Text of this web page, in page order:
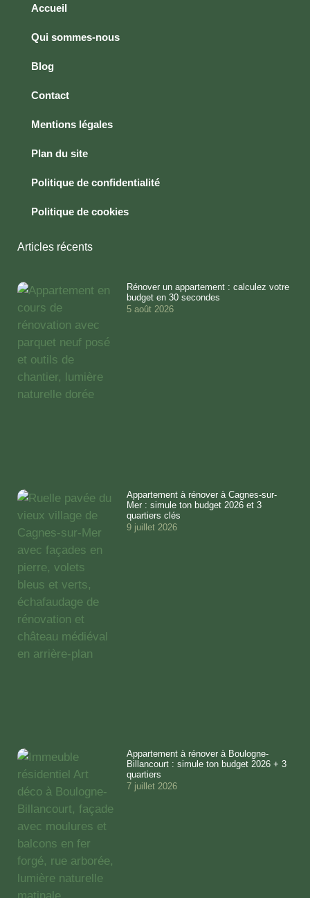
Accueil
Qui sommes-nous
Blog
Contact
Mentions légales
Plan du site
Politique de confidentialité
Politique de cookies
Articles récents
Rénover un appartement : calculez votre
budget en 30 secondes
5 août 2026
Appartement à rénover à Cagnes-sur-
Mer : simule ton budget 2026 et 3
quartiers clés
9 juillet 2026
Appartement à rénover à Boulogne-
Billancourt : simule ton budget 2026 + 3
quartiers
7 juillet 2026